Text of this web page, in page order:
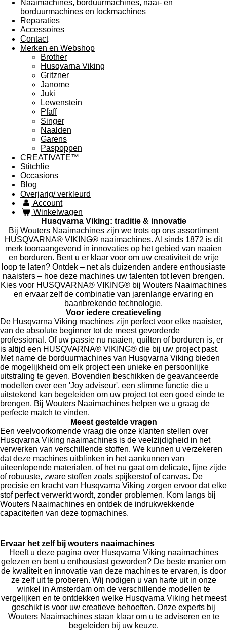
Naaimachines, borduurmachines, naai- en
borduurmachines en lockmachines
Reparaties
Accessoires
Contact
Merken en Webshop
Brother
Husqvarna Viking
Gritzner
Janome
Juki
Lewenstein
Pfaff
Singer
Naalden
Garens
Paspoppen
CREATIVATE™
Stitchlie
Occasions
Blog
Overjarig/ verkleurd
Account
Winkelwagen
Husqvarna Viking: traditie & innovatie
Bij Wouters Naaimachines zijn we trots op ons assortiment
HUSQVARNA® VIKING® naaimachines. Al sinds 1872 is dit
merk toonaangevend in innovaties op het gebied van naaien
en borduren. Bent u er klaar voor om uw creativiteit de vrije
loop te laten? Ontdek – net als duizenden andere enthousiaste
naaisters – hoe deze machines uw talenten tot leven brengen.
Kies voor HUSQVARNA® VIKING® bij Wouters Naaimachines
en ervaar zelf de combinatie van jarenlange ervaring en
baanbrekende technologie.
Voor iedere creatieveling
De Husqvarna Viking machines zijn perfect voor elke naaister,
van de absolute beginner tot de meest gevorderde
professional. Of uw passie nu naaien, quilten of borduren is, er
is altijd een HUSQVARNA® VIKING® die bij uw project past.
Met name de borduurmachines van Husqvarna Viking bieden
de mogelijkheid om elk project een unieke en persoonlijke
uitstraling te geven. Bovendien beschikken de geavanceerde
modellen over een 'Joy adviseur', een slimme functie die u
uitstekend kan begeleiden om uw project tot een goed einde te
brengen. Bij Wouters Naaimachines helpen we u graag de
perfecte match te vinden.
Meest gestelde vragen
Een veelvoorkomende vraag die onze klanten stellen over
Husqvarna Viking naaimachines is de veelzijdigheid in het
verwerken van verschillende stoffen. We kunnen u verzekeren
dat deze machines uitblinken in het aankunnen van
uiteenlopende materialen, of het nu gaat om delicate, fijne zijde
of robuuste, zware stoffen zoals spijkerstof of canvas. De
precisie en kracht van Husqvarna Viking zorgen ervoor dat elke
stof perfect verwerkt wordt, zonder problemen. Kom langs bij
Wouters Naaimachines en ontdek de indrukwekkende
capaciteiten van deze topmachines.
Ervaar het zelf bij wouters naaimachines
Heeft u deze pagina over Husqvarna Viking naaimachines
gelezen en bent u enthousiast geworden? De beste manier om
de kwaliteit en innovatie van deze machines te ervaren, is door
ze zelf uit te proberen. Wij nodigen u van harte uit in onze
winkel in Amsterdam om de verschillende modellen te
vergelijken en te ontdekken welke Husqvarna Viking het meest
geschikt is voor uw creatieve behoeften. Onze experts bij
Wouters Naaimachines staan klaar om u te adviseren en te
begeleiden bij uw keuze.